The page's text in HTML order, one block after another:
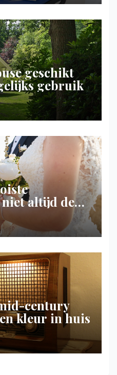
geschikt
gebruik
altijd de
zijn
century
kleur in huis